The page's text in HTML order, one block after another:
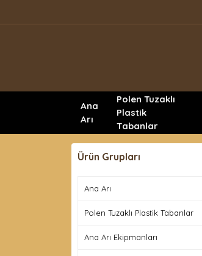
Ana
Arı
Polen Tuzaklı
Plastik
Tabanlar
Ürün Grupları
Ana Arı
Polen Tuzaklı Plastik Tabanlar
Ana Arı Ekipmanları